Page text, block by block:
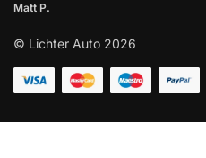
Matt P.
© Lichter Auto 2026